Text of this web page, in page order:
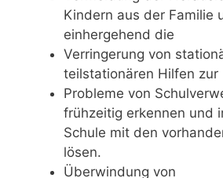
Kindern aus der Familie
einhergehend die
Verringerung von
teilstationären Hilfen zur
Probleme von
frühzeitig erkennen und
Schule mit den
lösen.
Überwindung von